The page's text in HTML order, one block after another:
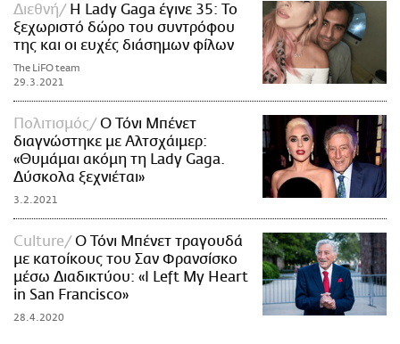
Διεθνή
Η Lady Gaga έγινε 35: Το
ξεχωριστό δώρο του συντρόφου
της και οι ευχές διάσημων φίλων
The LiFO team
29.3.2021
Πολιτισμός
Ο Τόνι Μπένετ
διαγνώστηκε με Αλτσχάιμερ:
«Θυμάμαι ακόμη τη Lady Gaga.
Δύσκολα ξεχνιέται»
3.2.2021
Culture
Ο Τόνι Μπένετ τραγουδά
με κατοίκους του Σαν Φρανσίσκο
μέσω Διαδικτύου: «I Left My Heart
in San Francisco»
28.4.2020